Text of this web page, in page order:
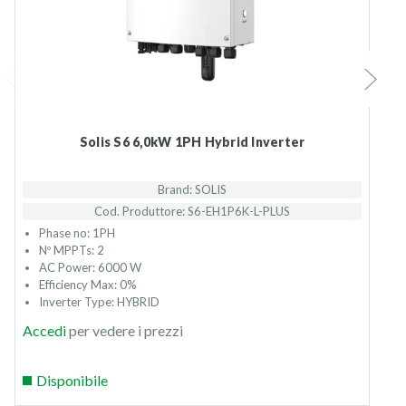
Solis S6 6,0kW 1PH Hybrid Inverter
Brand: SOLIS
Cod. Produttore: S6-EH1P6K-L-PLUS
Phase no: 1PH
Nº MPPTs: 2
AC Power: 6000 W
Efficiency Max: 0%
Inverter Type: HYBRID
Accediper vedere i prezzi
Disponibile